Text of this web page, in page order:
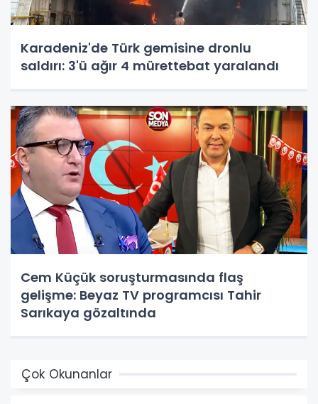
Karadeniz'de Türk gemisine dronlu
saldırı: 3'ü ağır 4 mürettebat yaralandı
Cem Küçük soruşturmasında flaş
gelişme: Beyaz TV programcısı Tahir
Sarıkaya gözaltında
Çok Okunanlar